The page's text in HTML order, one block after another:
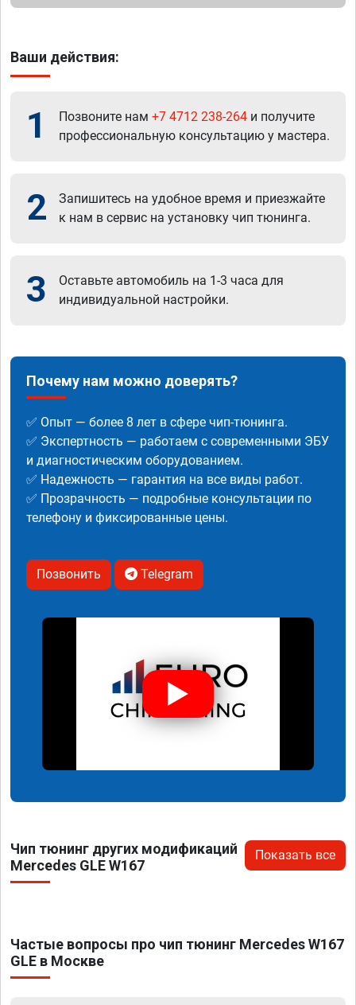
Ваши действия:
1 Позвоните нам +7 4712 238-264 и получите
профессиональную консультацию у мастера.
2
Запишитесь на удобное время и приезжайте
к нам в сервис на установку чип тюнинга.
3
Оставьте автомобиль на 1-3 часа для
индивидуальной настройки.
Почему нам можно доверять?
✅ Опыт — более 8 лет в сфере чип-тюнинга.
✅ Экспертность — работаем с современными ЭБУ
и диагностическим оборудованием.
✅ Надежность — гарантия на все виды работ.
✅ Прозрачность — подробные консультации по
телефону и фиксированные цены.
Позвонить Telegram
Чип тюнинг других модификаций
Mercedes GLE W167
Показать все
Частые вопросы про чип тюнинг Mercedes W167
GLE в Москве